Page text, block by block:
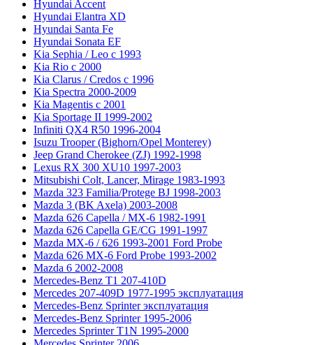
Hyundai Accent
Hyundai Elantra XD
Hyundai Santa Fe
Hyundai Sonata EF
Kia Sephia / Leo с 1993
Kia Rio с 2000
Kia Clarus / Credos с 1996
Kia Spectra 2000-2009
Kia Magentis с 2001
Kia Sportage II 1999-2002
Infiniti QX4 R50 1996-2004
Isuzu Trooper (Bighorn/Opel Monterey)
Jeep Grand Cherokee (ZJ) 1992-1998
Lexus RX 300 XU10 1997-2003
Mitsubishi Colt, Lancer, Mirage 1983-1993
Mazda 323 Familia/Protege BJ 1998-2003
Mazda 3 (BK Axela) 2003-2008
Mazda 626 Capella / MX-6 1982-1991
Mazda 626 Capella GE/CG 1991-1997
Mazda MX-6 / 626 1993-2001 Ford Probe
Mazda 626 MX-6 Ford Probe 1993-2002
Mazda 6 2002-2008
Mercedes-Benz T1 207-410D
Mercedes 207-409D 1977-1995 эксплуатация
Mercedes-Benz Sprinter эксплуатация
Mercedes-Benz Sprinter 1995-2006
Mercedes Sprinter T1N 1995-2000